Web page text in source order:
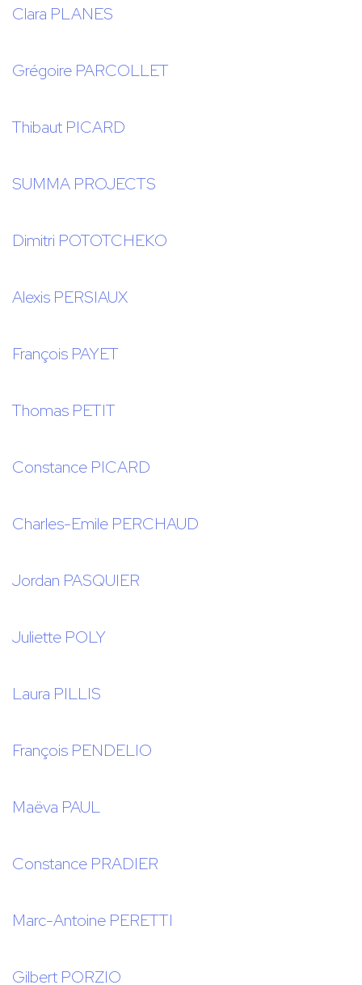
Clara PLANES
Grégoire PARCOLLET
Thibaut PICARD
SUMMA PROJECTS
Dimitri POTOTCHEKO
Alexis PERSIAUX
François PAYET
Thomas PETIT
Constance PICARD
Charles-Emile PERCHAUD
Jordan PASQUIER
Juliette POLY
Laura PILLIS
François PENDELIO
Maëva PAUL
Constance PRADIER
Marc-Antoine PERETTI
Gilbert PORZIO